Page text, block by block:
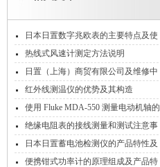
日本日置数字兆欧表的主要特点及使
用前的准备工作
热线式风速计测定方法说明
日置（上海）商贸有限公司及维修中
心搬迁通知
红外线测温仪的优势及其构造
使用 Fluke MDA-550 测量电动机轴的
电压放电
绝缘电阻表的接线测量和测试注意事
项
日本日置蓄电池检测仪的产品特性及
所采用的技术
便携钳式功率计的原理组成及产品特